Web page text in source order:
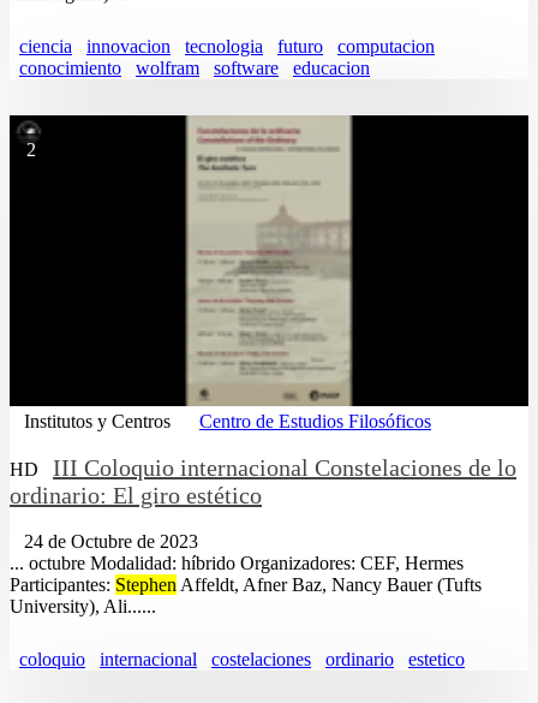
ciencia innovacion tecnologia futuro
computacion
conocimiento
wolfram software educacion
2
Institutos y Centros Centro de Estudios Filosóficos
HD
III Coloquio internacional Constelaciones de lo
ordinario: El giro estético
24 de Octubre de 2023
... octubre Modalidad: híbrido Organizadores: CEF, Hermes
Participantes: Stephen Affeldt, Afner Baz, Nancy Bauer (Tufts
University), Ali......
coloquio internacional costelaciones ordinario estetico